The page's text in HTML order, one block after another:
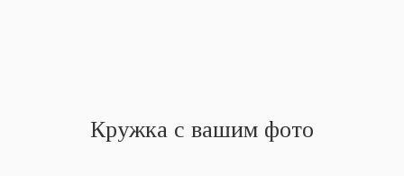
Кружка с вашим фото